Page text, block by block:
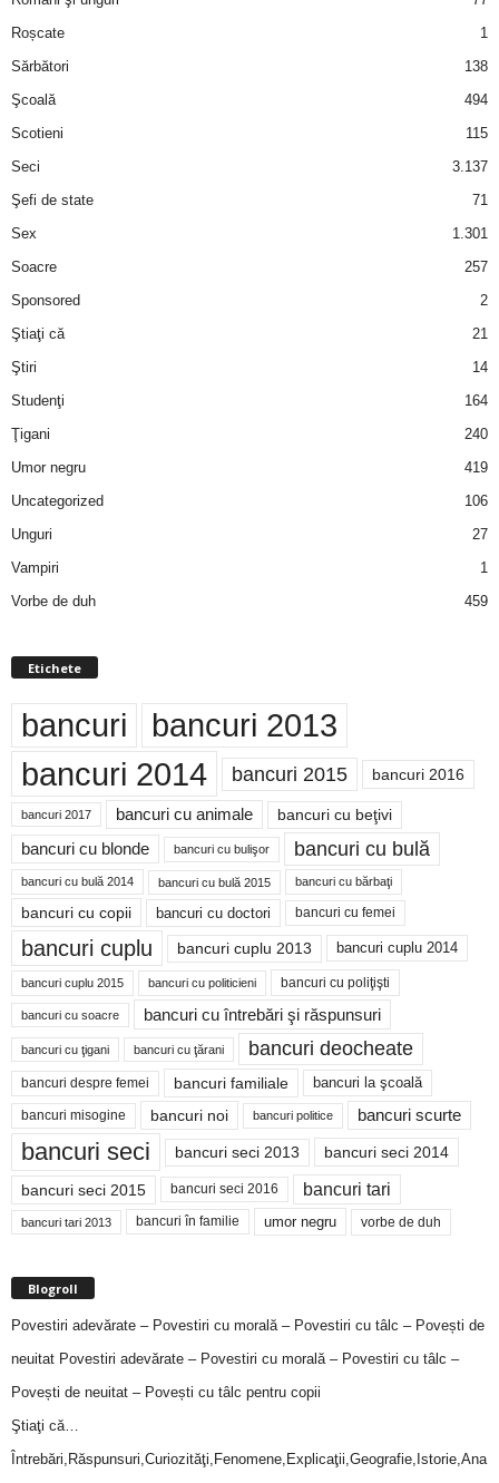
Roșcate
1
Sărbători
138
Şcoală
494
Scotieni
115
Seci
3.137
Şefi de state
71
Sex
1.301
Soacre
257
Sponsored
2
Ştiaţi că
21
Ştiri
14
Studenţi
164
Ţigani
240
Umor negru
419
Uncategorized
106
Unguri
27
Vampiri
1
Vorbe de duh
459
Etichete
bancuri bancuri 2013
bancuri 2014 bancuri 2015 bancuri 2016
bancuri 2017 bancuri cu animale bancuri cu beţivi
bancuri cu blonde bancuri cu bulişor bancuri cu bulă
bancuri cu bulă 2014 bancuri cu bulă 2015 bancuri cu bărbaţi
bancuri cu copii bancuri cu doctori bancuri cu femei
bancuri cuplu bancuri cuplu 2013 bancuri cuplu 2014
bancuri cuplu 2015 bancuri cu politicieni bancuri cu poliţişti
bancuri cu soacre bancuri cu întrebări şi răspunsuri
bancuri cu ţigani bancuri cu ţărani bancuri deocheate
bancuri despre femei bancuri familiale bancuri la şcoală
bancuri misogine bancuri noi bancuri politice bancuri scurte
bancuri seci bancuri seci 2013 bancuri seci 2014
bancuri seci 2015 bancuri seci 2016 bancuri tari
bancuri tari 2013 bancuri în familie umor negru vorbe de duh
Blogroll
Povestiri adevărate – Povestiri cu morală – Povestiri cu tâlc – Povești de
neuitat Povestiri adevărate – Povestiri cu morală – Povestiri cu tâlc –
Povești de neuitat – Povești cu tâlc pentru copii
Ştiaţi că…
Întrebări,Răspunsuri,Curiozităţi,Fenomene,Explicaţii,Geografie,Istorie,Ana